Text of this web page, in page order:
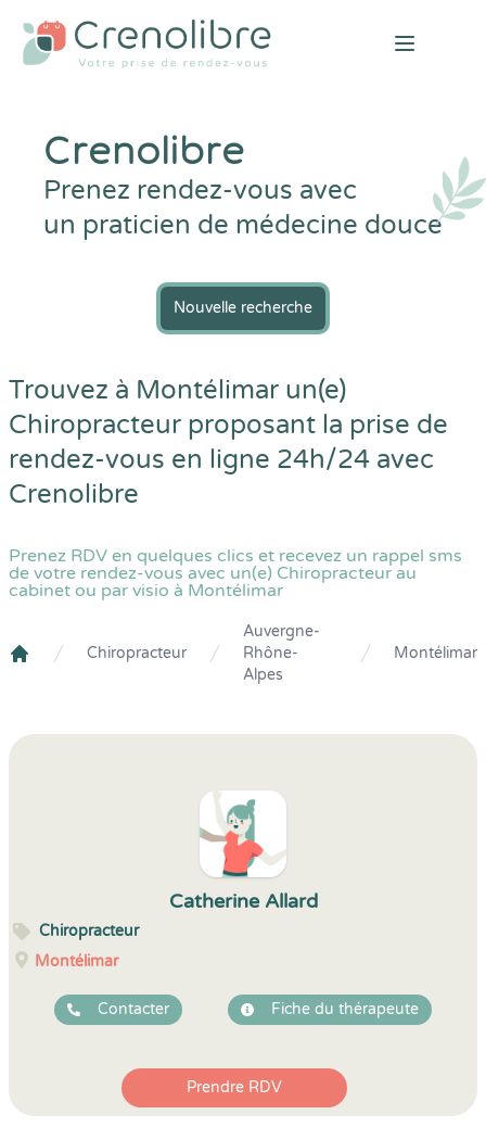
Open
Crenolibre
Prenez rendez-vous avec
un praticien de médecine douce
Nouvelle recherche
Trouvez à Montélimar un(e)
Chiropracteur proposant la prise de
rendez-vous en ligne 24h/24 avec
Crenolibre
Prenez RDV en quelques clics et recevez un rappel sms
de votre rendez-vous avec un(e) Chiropracteur au
cabinet ou par visio à Montélimar
Chiropracteur
Auvergne-
Rhône-
Alpes
Montélimar
Catherine Allard
Chiropracteur
Montélimar
Contacter Fiche du thérapeute
Prendre RDV